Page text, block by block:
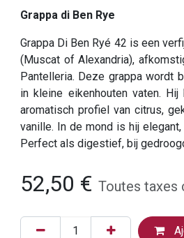
Grappa di Ben Rye
Grappa Di Ben Ryé 42 is een
(Muscat of Alexandria),
Pantelleria. Deze grappa wordt
in kleine eikenhouten vaten.
aromatisch profiel van citrus,
vanille. In de mond is hij
Perfect als digestief, bij
52,50 € Toutes taxes